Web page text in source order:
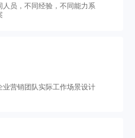
人员，不同经验，不同能力系
业营销团队实际工作场景设计